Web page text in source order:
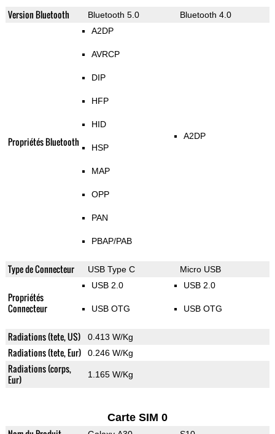
Version Bluetooth Bluetooth 5.0 Bluetooth 4.0
Propriétés Bluetooth
A2DP
AVRCP
DIP
HFP
HID
HSP
MAP
OPP
PAN
PBAP/PAB
A2DP
Type de Connecteur USB Type C Micro USB
Propriétés
Connecteur
USB 2.0
USB OTG
USB 2.0
USB OTG
Radiations (tete, US) 0.413 W/Kg
Radiations (tete, Eur) 0.246 W/Kg
Radiations (corps,
Eur)
1.165 W/Kg
Carte SIM 0